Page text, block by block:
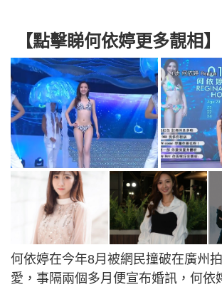
【點擊睇何依婷更多靚相】
何依婷在今年8月被網民撞破在廣州
愛，事隔兩個多月便宣布婚訊，何依